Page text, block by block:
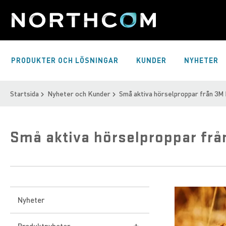
Skip
PRODUKTER OCH LÖSNINGAR KUNDER NYHETER
Startsida Nyheter och Kunder Små aktiva hörselproppar från
Små aktiva hörselproppar
Nyheter